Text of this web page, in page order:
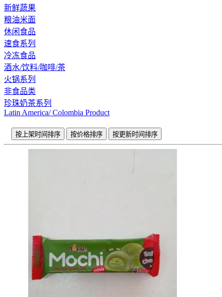
新鲜蔬果
粮油米面
休闲食品
速食系列
冷冻食品
酒水/饮料/咖啡/茶
火锅系列
非食品类
珍珠奶茶系列
Latin America/ Colombia Product
按上架时间排序 按价格排序 按更新时间排序